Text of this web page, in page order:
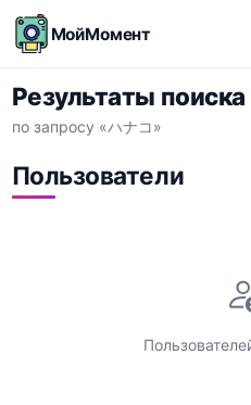
МойМомент
Результаты поиска
по запросу «ハナコ»
Пользователи